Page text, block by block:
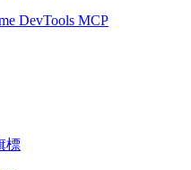
DevTools MCP
標